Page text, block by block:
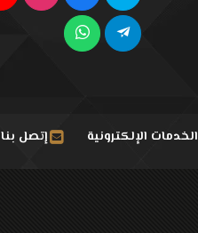
الخدمات الإلكترونية إتصل بنا